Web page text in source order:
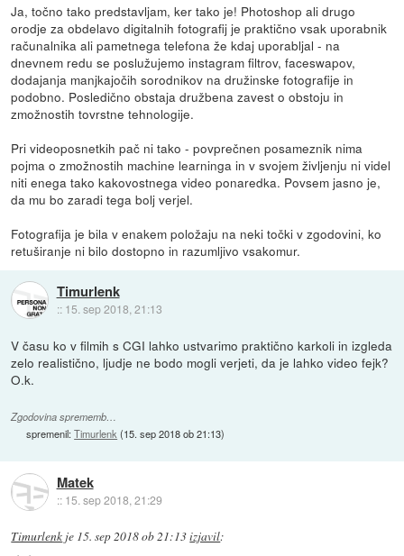
Ja, točno tako predstavljam, ker tako je! Photoshop ali drugo
orodje za obdelavo digitalnih fotografij je praktično vsak uporabnik
računalnika ali pametnega telefona že kdaj uporabljal - na
dnevnem redu se poslužujemo instagram filtrov, faceswapov,
dodajanja manjkajočih sorodnikov na družinske fotografije in
podobno. Posledično obstaja družbena zavest o obstoju in
zmožnostih tovrstne tehnologije.
Pri videoposnetkih pač ni tako - povprečnen posameznik nima
pojma o zmožnostih machine learninga in v svojem življenju ni videl
niti enega tako kakovostnega video ponaredka. Povsem jasno je,
da mu bo zaradi tega bolj verjel.
Fotografija je bila v enakem položaju na neki točki v zgodovini, ko
retuširanje ni bilo dostopno in razumljivo vsakomur.
Timurlenk
:: 15. sep 2018, 21:13
V času ko v filmih s CGI lahko ustvarimo praktično karkoli in izgleda
zelo realistično, ljudje ne bodo mogli verjeti, da je lahko video fejk?
O.k.
Zgodovina sprememb…
spremenil:Timurlenk (15. sep 2018 ob 21:13)
Matek
:: 15. sep 2018, 21:29
Timurlenk je 15. sep 2018 ob 21:13izjavil: